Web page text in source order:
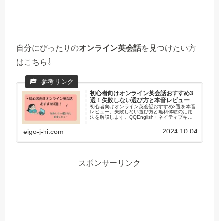
自分にぴったりのオンライン英会話を見つけたい方
はこちら⇩
初心者向けオンライン英会話おすすめ3
選！失敗しない選び方と本音レビュー
初心者向けオンライン英会話おすすめ3選を本音
レビュー。失敗しない選び方と無料体験の活用
法を解説します。QQEnglish・ネイティブキャ
eigo-j-hi.com 2024.10.04
スポンサーリンク